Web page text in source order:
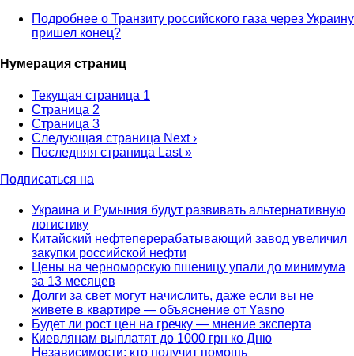
Подробнее о Транзиту российского газа через Украину
пришел конец?
Нумерация страниц
Текущая страница 1
Страница 2
Страница 3
Следующая страница Next ›
Последняя страница Last »
Подписаться на
Украина и Румыния будут развивать альтернативную
логистику
Китайский нефтеперерабатывающий завод увеличил
закупки российской нефти
Цены на черноморскую пшеницу упали до минимума
за 13 месяцев
Долги за свет могут начислить, даже если вы не
живете в квартире — объяснение от Yasno
Будет ли рост цен на гречку — мнение эксперта
Киевлянам выплатят до 1000 грн ко Дню
Независимости: кто получит помощь